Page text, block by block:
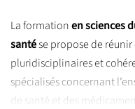
La formationen sciences
santése propose de
pluridisciplinaires et
spécialisés concernant
de santé et des